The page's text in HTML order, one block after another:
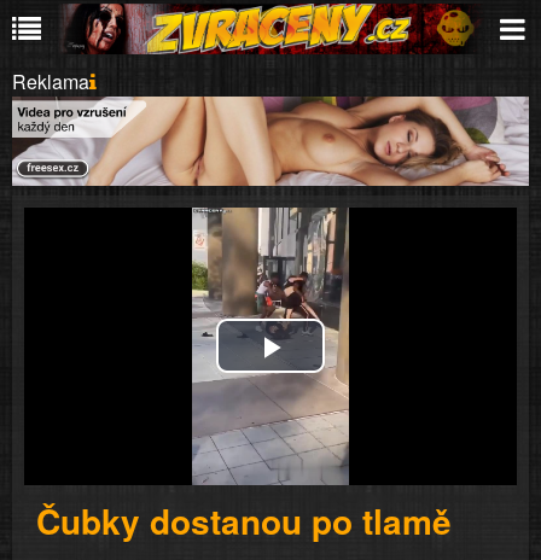
Reklama
Play
Video
Čubky dostanou po tlamě